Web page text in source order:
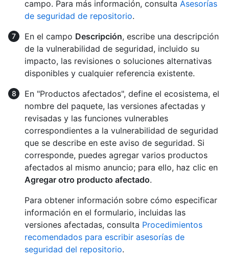
campo. Para más información, consulta Asesorías
de seguridad de repositorio.
En el campo Descripción, escribe una descripción
de la vulnerabilidad de seguridad, incluido su
impacto, las revisiones o soluciones alternativas
disponibles y cualquier referencia existente.
En "Productos afectados", define el ecosistema, el
nombre del paquete, las versiones afectadas y
revisadas y las funciones vulnerables
correspondientes a la vulnerabilidad de seguridad
que se describe en este aviso de seguridad. Si
corresponde, puedes agregar varios productos
afectados al mismo anuncio; para ello, haz clic en
Agregar otro producto afectado.
Para obtener información sobre cómo especificar
información en el formulario, incluidas las
versiones afectadas, consulta Procedimientos
recomendados para escribir asesorías de
seguridad del repositorio.